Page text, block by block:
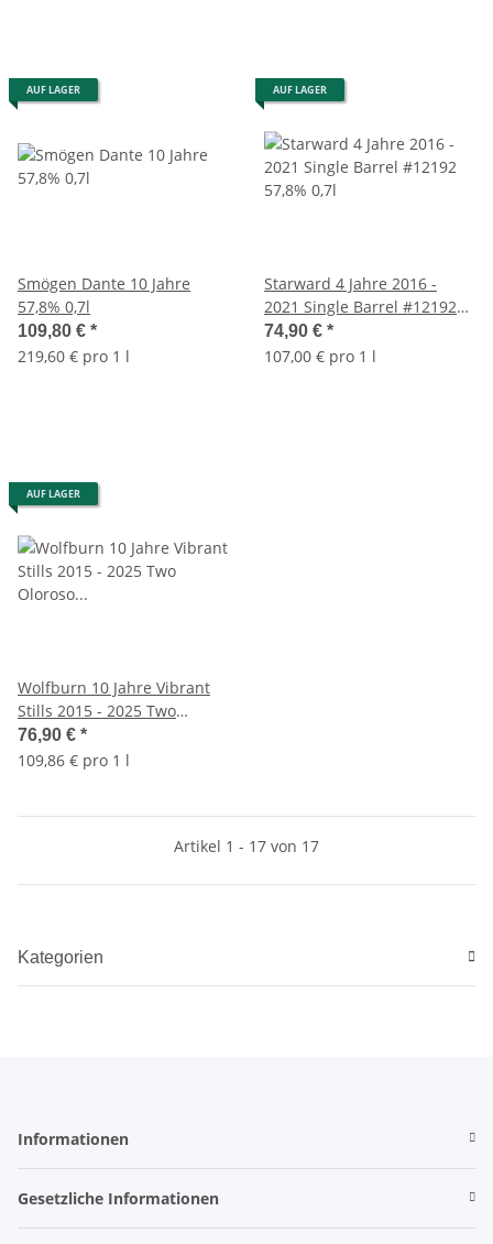
AUF LAGER
Smögen Dante 10 Jahre
57,8% 0,7l
109,80 € *
219,60 € pro 1 l
AUF LAGER
Starward 4 Jahre 2016 -
2021 Single Barrel #12192
57,8% 0,7l
74,90 € *
107,00 € pro 1 l
AUF LAGER
Wolfburn 10 Jahre Vibrant
Stills 2015 - 2025 Two
Oloroso Sherry Butts 57,8%
0,7l
76,90 € *
109,86 € pro 1 l
Artikel 1 - 17 von 17
Kategorien
Informationen
Gesetzliche Informationen